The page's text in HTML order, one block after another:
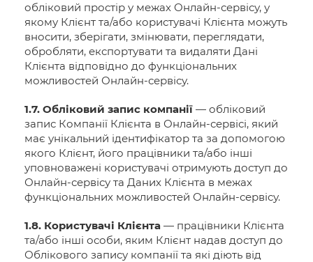
обліковий простір у межах Онлайн-сервісу, у
якому Клієнт та/або користувачі Клієнта можуть
вносити, зберігати, змінювати, переглядати,
обробляти, експортувати та видаляти Дані
Клієнта відповідно до функціональних
можливостей Онлайн-сервісу.
1.7. Обліковий запис компанії — обліковий
запис Компанії Клієнта в Онлайн-сервісі, який
має унікальний ідентифікатор та за допомогою
якого Клієнт, його працівники та/або інші
уповноважені користувачі отримують доступ до
Онлайн-сервісу та Даних Клієнта в межах
функціональних можливостей Онлайн-сервісу.
1.8. Користувачі Клієнта — працівники Клієнта
та/або інші особи, яким Клієнт надав доступ до
Облікового запису компанії та які діють від